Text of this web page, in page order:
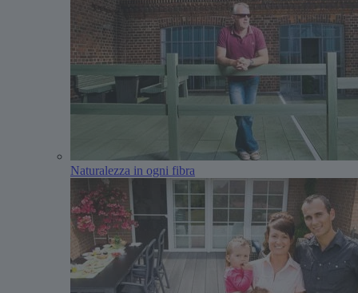
Naturalezza in ogni fibra